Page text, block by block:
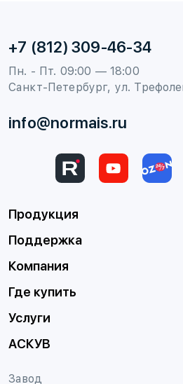
Продукция
Поддержка
Компания
Где купить
Услуги
АСКУВ
+7 (812) 309-46-34
Пн. - Пт. 09:00 — 18:00
Санкт-Петербург, ул.
info@normais.ru
Завод